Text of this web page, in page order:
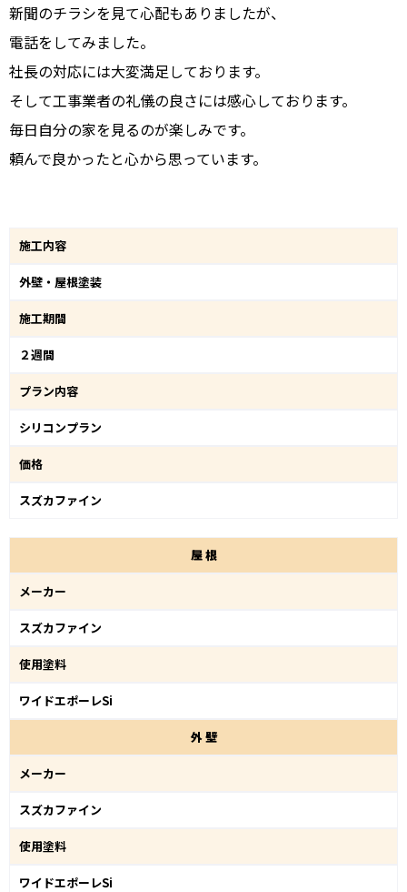
新聞のチラシを見て心配もありましたが、
電話をしてみました。
社長の対応には大変満足しております。
そして工事業者の礼儀の良さには感心しております。
毎日自分の家を見るのが楽しみです。
頼んで良かったと心から思っています。
施工内容
外壁・屋根塗装
施工期間
２週間
プラン内容
シリコンプラン
価格
スズカファイン
屋根
メーカー
スズカファイン
使用塗料
ワイドエポーレSi
外壁
メーカー
スズカファイン
使用塗料
ワイドエポーレSi